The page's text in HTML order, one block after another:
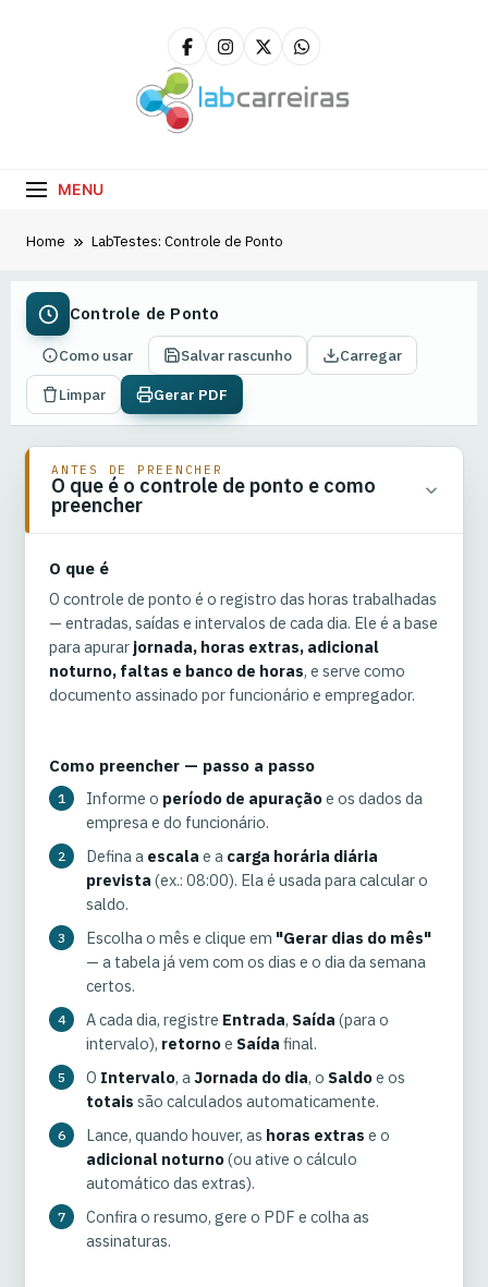
MENU
Home LabTestes: Controle de Ponto
Controle de Ponto
Como usar Salvar rascunho
Carregar
Limpar
Gerar PDF
ANTES DE PREENCHER
O que é o controle de ponto e como
preencher
O que é
O controle de ponto é o registro das horas trabalhadas
— entradas, saídas e intervalos de cada dia. Ele é a base
para apurar jornada, horas extras, adicional
noturno, faltas e banco de horas, e serve como
documento assinado por funcionário e empregador.
Como preencher — passo a passo
Informe o período de apuraçãoe os dados da
empresa e do funcionário.
Defina a escala e a carga horária diária
prevista (ex.: 08:00). Ela é usada para calcular o
saldo.
Escolha o mês e clique em "Gerar dias do mês"
— a tabela já vem com os dias e o dia da semana
certos.
A cada dia, registre Entrada, Saída (para o
intervalo), retornoe Saída final.
O Intervalo, aJornada do dia, o Saldoe os
totais são calculados automaticamente.
Lance, quando houver, as horas extras e o
adicional noturno(ou ative o cálculo
automático das extras).
Confira o resumo, gere o PDF e colha as
assinaturas.